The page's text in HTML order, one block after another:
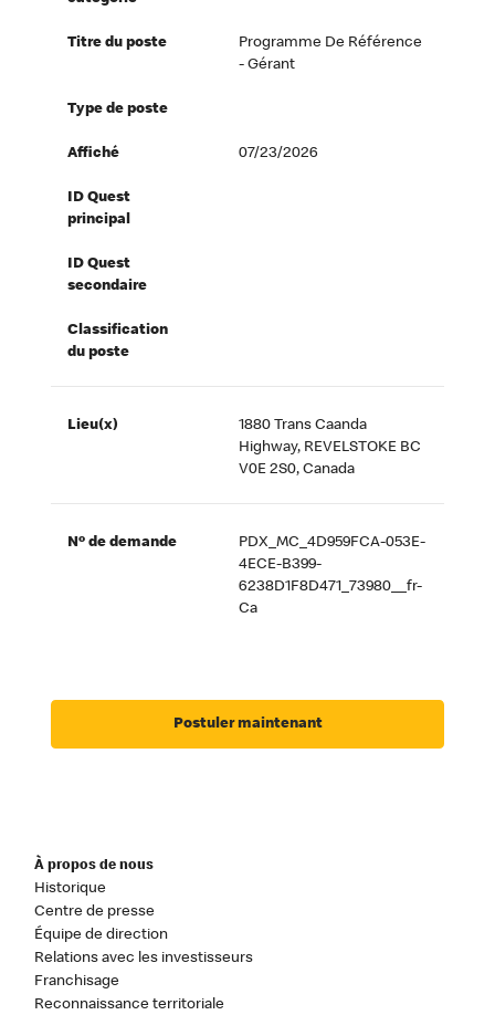
Titre du poste
Programme De Référence
- Gérant
Type de poste
Affiché 07/23/2026
ID Quest
principal
ID Quest
secondaire
Classification
du poste
Lieu(x)
1880 Trans Caanda
Highway, REVELSTOKE BC
V0E 2S0, Canada
Nº de demande
PDX_MC_4D959FCA-053E-
4ECE-B399-
6238D1F8D471_73980__fr-
Ca
Postuler maintenant
À propos de nous
Historique
Centre de presse
Équipe de direction
Relations avec les investisseurs
Franchisage
Reconnaissance territoriale